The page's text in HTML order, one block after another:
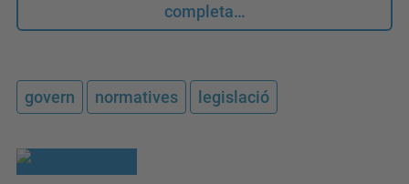
completa…
govern normatives legislació